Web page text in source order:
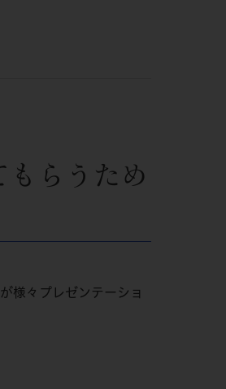
らうため
様々プレゼンテーショ